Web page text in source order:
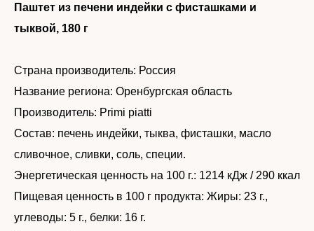
Паштет из печени индейки с фисташками и
тыквой, 180 г
Страна производитель: Россия
Название региона: Оренбургская область
Производитель: Primi piatti
Состав: печень индейки, тыква, фисташки, масло
сливочное, сливки, соль, специи.
Энергетическая ценность на 100 г.: 1214 кДж / 290 ккал
Пищевая ценность в 100 г продукта: Жиры: 23 г.,
углеводы: 5 г., белки: 16 г.